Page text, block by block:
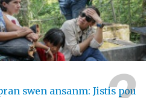
swen ansanm: Jistis pou